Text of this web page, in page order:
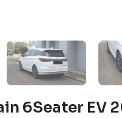
6Seater EV